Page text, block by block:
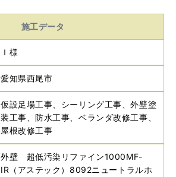
施工データ
Ｉ様
愛知県西尾市
仮設足場工事、シーリング工事、外壁塗
装工事、防水工事、ベランダ改修工事、
屋根改修工事
外壁 超低汚染リファイン1000MF-
IR（アステック）8092ニュートラルホ